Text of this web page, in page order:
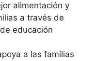
alimentación y
a través de
educación
a las familias